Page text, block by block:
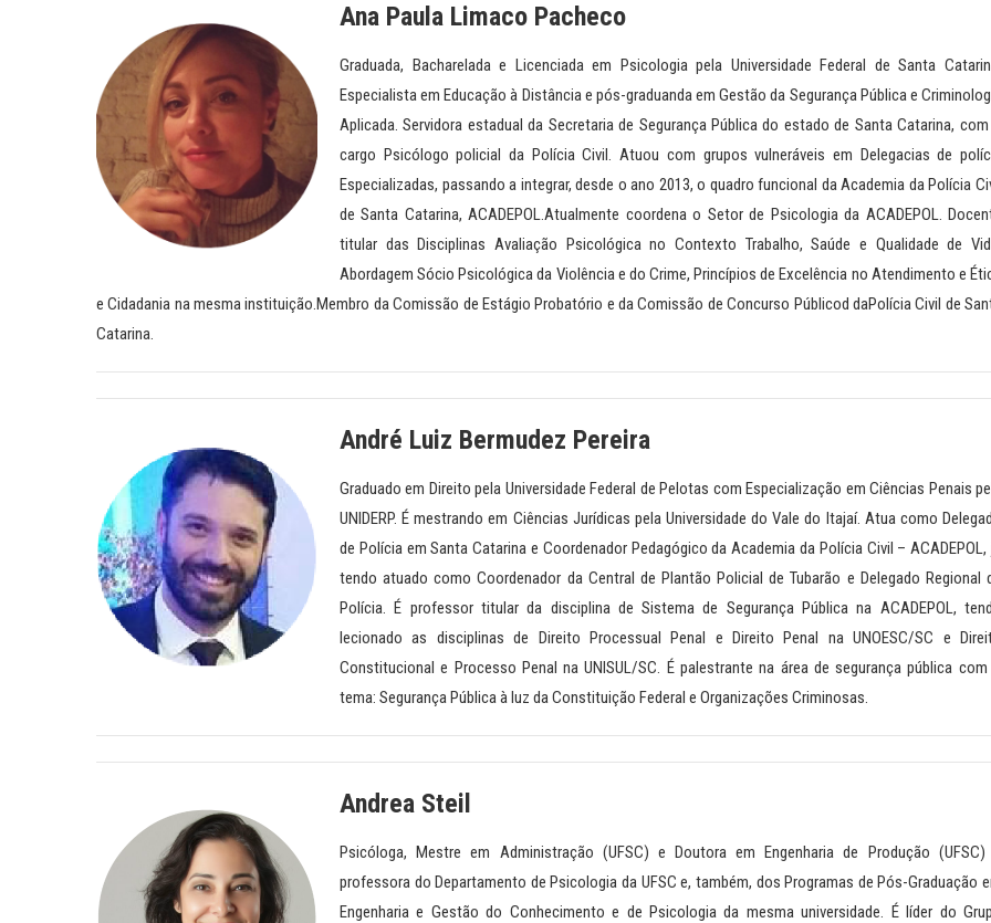
Ana Paula Limaco Pacheco
Graduada, Bacharelada e Licenciada em Psicologia pela Universidade Federal de Santa
Especialista em Educação à Distância e pós-graduanda em Gestão da Segurança Pública e
Aplicada. Servidora estadual da Secretaria de Segurança Pública do estado de Santa Catarina,
cargo Psicólogo policial da Polícia Civil. Atuou com grupos vulneráveis em Delegacias de
Especializadas, passando a integrar, desde o ano 2013, o quadro funcional da Academia da Polícia
de Santa Catarina, ACADEPOL.Atualmente coordena o Setor de Psicologia da ACADEPOL.
titular das Disciplinas Avaliação Psicológica no Contexto Trabalho, Saúde e Qualidade de
Abordagem Sócio Psicológica da Violência e do Crime, Princípios de Excelência no Atendimento e
e Cidadania na mesma instituição.Membro da Comissão de Estágio Probatório e da Comissão de Concurso Públicod daPolícia Civil de
Catarina.
André Luiz Bermudez Pereira
Graduado em Direito pela Universidade Federal de Pelotas com Especialização em Ciências Penais
UNIDERP. É mestrando em Ciências Jurídicas pela Universidade do Vale do Itajaí. Atua como
de Polícia em Santa Catarina e Coordenador Pedagógico da Academia da Polícia Civil – ACADEPOL,
tendo atuado como Coordenador da Central de Plantão Policial de Tubarão e Delegado Regional
Polícia. É professor titular da disciplina de Sistema de Segurança Pública na ACADEPOL,
lecionado as disciplinas de Direito Processual Penal e Direito Penal na UNOESC/SC e
Constitucional e Processo Penal na UNISUL/SC. É palestrante na área de segurança pública
tema: Segurança Pública à luz da Constituição Federal e Organizações Criminosas.
Andrea Steil
Psicóloga, Mestre em Administração (UFSC) e Doutora em Engenharia de Produção
professora do Departamento de Psicologia da UFSC e, também, dos Programas de Pós-Graduação
Engenharia e Gestão do Conhecimento e de Psicologia da mesma universidade. É líder do